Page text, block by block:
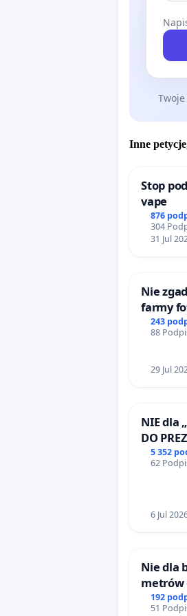
też
ust. 3
kotów
facto
zrzutki
dla
większa
Inne
Stop
vape
876
304
31 Jul
Nie
farmy
243
88
29 Jul
NIE dla
DO
5 352
62
6 Jul
Nie dla
metrów
192
51